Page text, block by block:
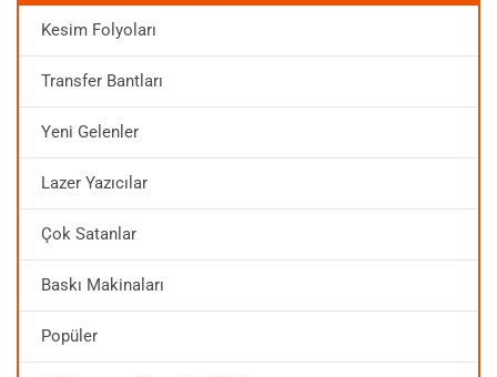
SSS
İLETIŞIM
Kesim Folyoları
Transfer Bantları
Yeni Gelenler
Lazer Yazıcılar
Çok Satanlar
Baskı Makinaları
Popüler